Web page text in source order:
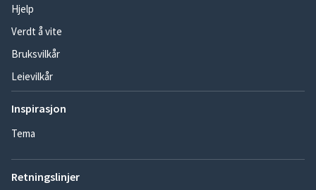
Hjelp
Verdt å vite
Bruksvilkår
Leievilkår
Inspirasjon
Tema
Retningslinjer